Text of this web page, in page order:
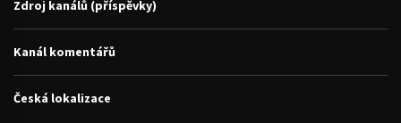
Zdroj kanálů (příspěvky)
Kanál komentářů
Česká lokalizace